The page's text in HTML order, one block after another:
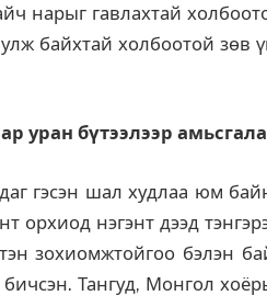
нарыг гавлахтай
байхтай холбоотой зөв
уран бүтээлээр
гэсэн шал худлаа юм
орхиод нэгэнт дээд
зохиомжтойгоо бэлэн
Тангуд, Монгол